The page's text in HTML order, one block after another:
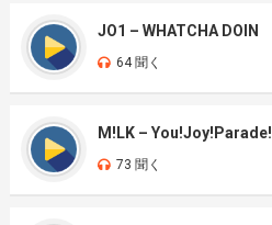
JO1 – WHATCHA DOIN
64 聞く
M!LK – You!Joy!Parade!
73 聞く